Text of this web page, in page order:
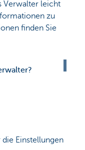
Verwalter leicht
zu
finden Sie
Einstellungen